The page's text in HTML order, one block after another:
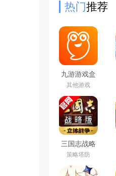
热门推荐
九游游戏盒
子app2026
最新版
其他游戏
三国志战略
版2026官方
最新版
策略塔防